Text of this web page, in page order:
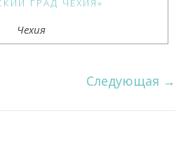
ГРАД ЧЕХИЯ»
Чехия
Следующая →